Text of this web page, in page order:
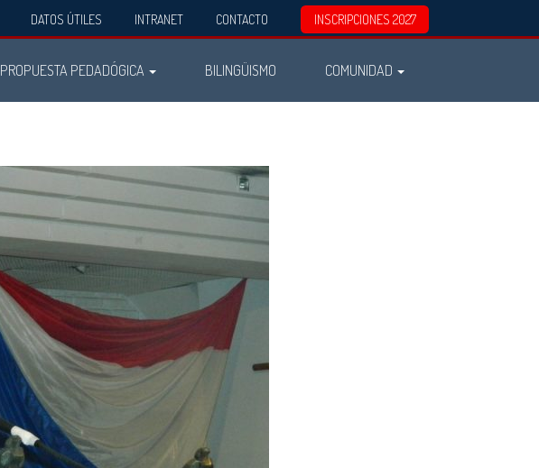
DATOS ÚTILES INTRANET CONTACTO INSCRIPCIONES 2027
PROPUESTA PEDADÓGICA BILINGÜISMO COMUNIDAD